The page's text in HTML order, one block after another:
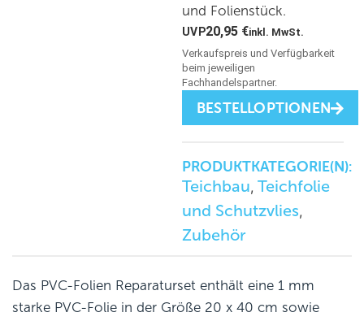
und Folienstück.
20,95 €inkl. MwSt.
BESTELLOPTIONEN
PRODUKTKATEGORIE(N):
Teichbau, Teichfolie
und Schutzvlies,
Zubehör
Das PVC-Folien Reparaturset enthält eine 1 mm
starke PVC-Folie in der Größe 20 x 40 cm sowie